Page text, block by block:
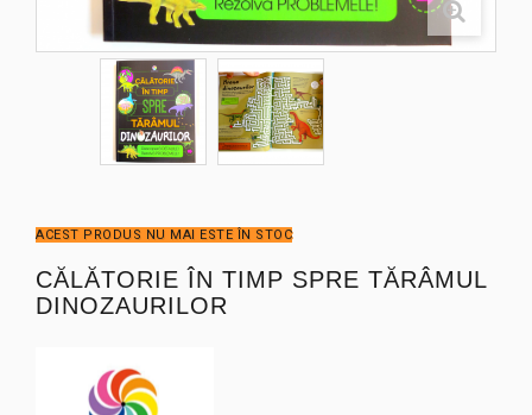
ACEST PRODUS NU MAI ESTE ÎN STOC
CĂLĂTORIE ÎN TIMP SPRE TĂRÂMUL
DINOZAURILOR